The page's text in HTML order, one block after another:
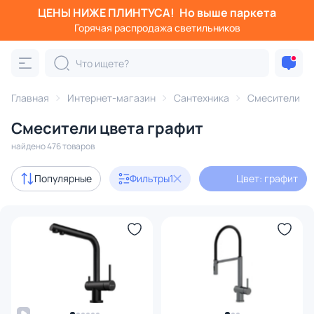
ЦЕНЫ НИЖЕ ПЛИНТУСА! Но выше паркета
Горячая распродажа светильников
Главная Интернет-магазин Сантехника Смесители
Смесители цвета графит
найдено 476 товаров
Популярные Фильтры1 Цвет: графит
Фильтры
Категория:
для кухонной мойки для раковины
Акции 132